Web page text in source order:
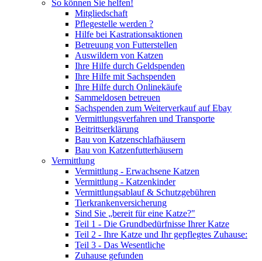
So können Sie helfen!
Mitgliedschaft
Pflegestelle werden ?
Hilfe bei Kastrationsaktionen
Betreuung von Futterstellen
Auswildern von Katzen
Ihre Hilfe durch Geldspenden
Ihre Hilfe mit Sachspenden
Ihre Hilfe durch Onlinekäufe
Sammeldosen betreuen
Sachspenden zum Weiterverkauf auf Ebay
Vermittlungsverfahren und Transporte
Beitrittserklärung
Bau von Katzenschlafhäusern
Bau von Katzenfutterhäusern
Vermittlung
Vermittlung - Erwachsene Katzen
Vermittlung - Katzenkinder
Vermittlungsablauf & Schutzgebühren
Tierkrankenversicherung
Sind Sie „bereit für eine Katze?"
Teil 1 - Die Grundbedürfnisse Ihrer Katze
Teil 2 - Ihre Katze und Ihr gepflegtes Zuhause:
Teil 3 - Das Wesentliche
Zuhause gefunden